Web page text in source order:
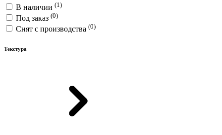
В наличии (1)
Под заказ (0)
Снят с производства (0)
Текстура